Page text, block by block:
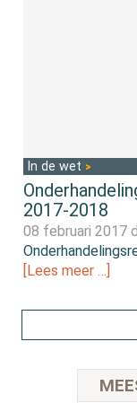
In de wet
2017-2018
08 februari 2017
[Lees meer …]